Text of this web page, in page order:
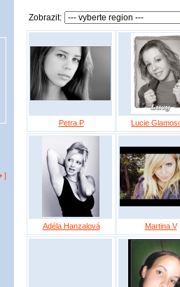
]
Zobrazit:
Petra P Lucie
Adéla Hanzalová Martina V